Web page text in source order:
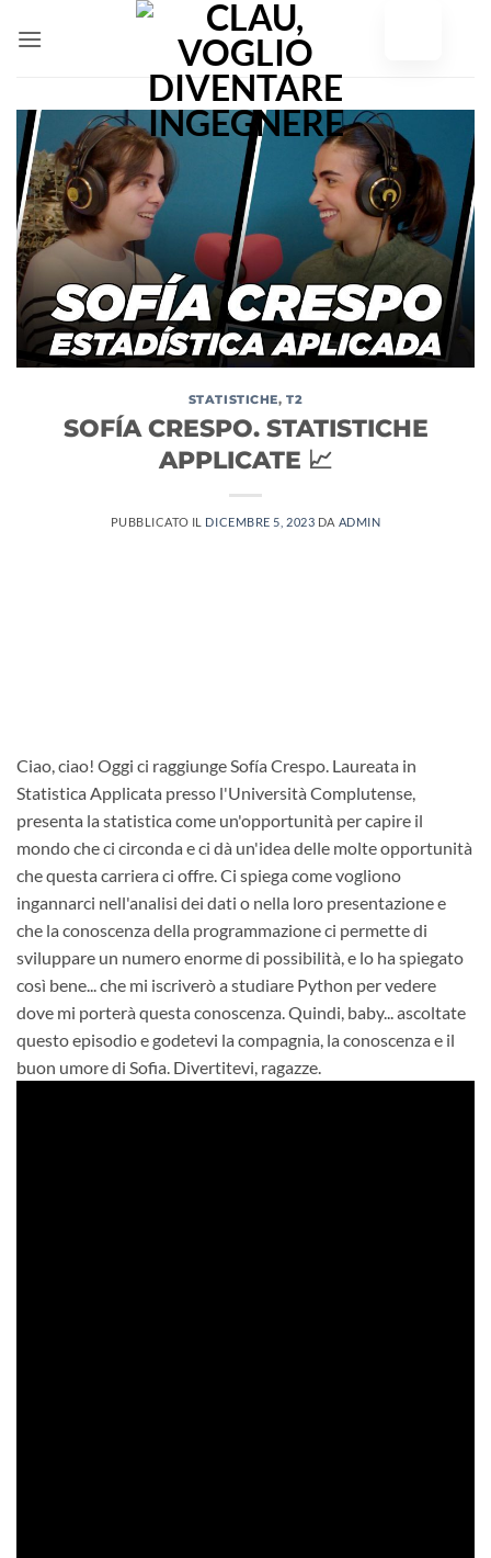
STATISTICHE,T2
SOFÍA CRESPO. STATISTICHE
APPLICATE 📈
PUBBLICATO IL DICEMBRE 5, 2023 DA ADMIN
Ciao, ciao! Oggi ci raggiunge Sofía Crespo. Laureata in
Statistica Applicata presso l'Università Complutense,
presenta la statistica come un'opportunità per capire il
mondo che ci circonda e ci dà un'idea delle molte opportunità
che questa carriera ci offre. Ci spiega come vogliono
ingannarci nell'analisi dei dati o nella loro presentazione e
che la conoscenza della programmazione ci permette di
sviluppare un numero enorme di possibilità, e lo ha spiegato
così bene... che mi iscriverò a studiare Python per vedere
dove mi porterà questa conoscenza. Quindi, baby... ascoltate
questo episodio e godetevi la compagnia, la conoscenza e il
buon umore di Sofia. Divertitevi, ragazze.